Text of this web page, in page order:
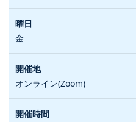
金
オンライン(Zoom)